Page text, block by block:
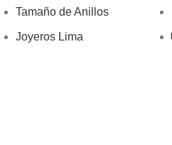
Tamaño de Anillos
Joyeros Lima